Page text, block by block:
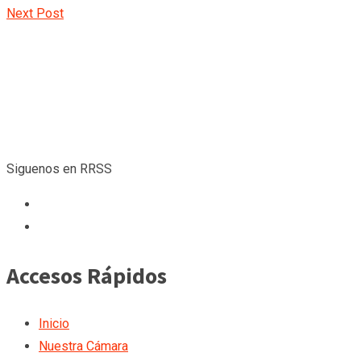
Next Post
Siguenos en RRSS
Accesos Rápidos
Inicio
Nuestra Cámara